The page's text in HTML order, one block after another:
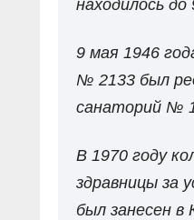
находилось до
9 мая 1946
№ 2133 был
санаторий №
В 1970 году
здравницы за
был занесен в